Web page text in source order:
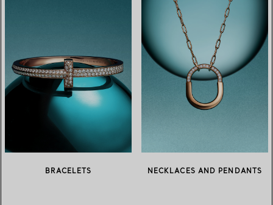
BRACELETS NECKLACES AND PENDANTS